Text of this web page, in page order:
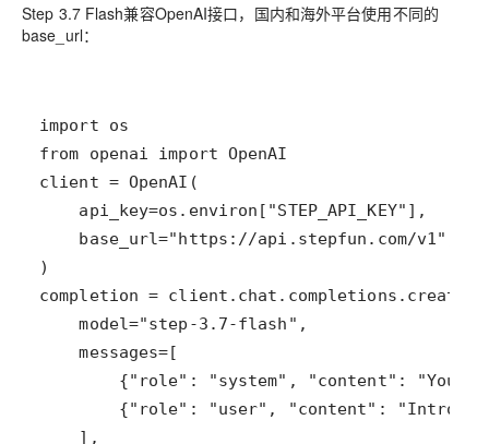
Step 3.7 Flash兼容OpenAI接口，国内和海外平台使用不同的
base_url：